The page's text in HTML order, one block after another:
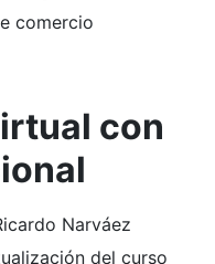
comercio
con
Narváez
del curso